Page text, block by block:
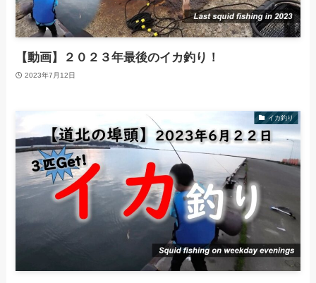
【動画】２０２３年最後のイカ釣り！
2023年7月12日
イカ釣り